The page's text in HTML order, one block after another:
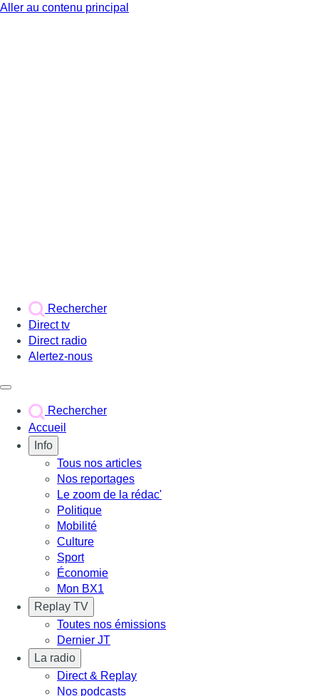
Aller au contenu principal
Rechercher
Direct tv
Direct radio
Alertez-nous
Rechercher
Accueil
Info
Tous nos articles
Nos reportages
Le zoom de la rédac'
Politique
Mobilité
Culture
Sport
Économie
Mon BX1
Replay TV
Toutes nos émissions
Dernier JT
La radio
Direct & Replay
Nos podcasts